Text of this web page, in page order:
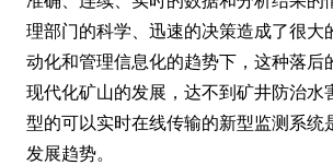
理部门的科学、迅速的决策造成了很大
动化和管理信息化的趋势下，这种落后
现代化矿山的发展，达不到矿井防治水
型的可以实时在线传输的新型监测系统
发展趋势。